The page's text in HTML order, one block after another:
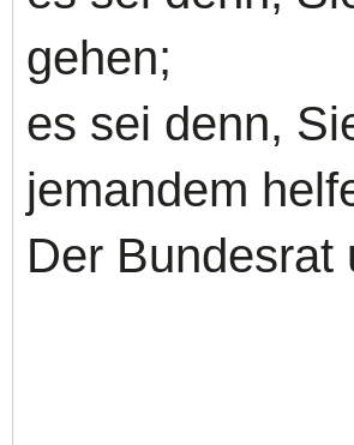
gehen;
es sei denn,
jemandem
Der Bundesrat